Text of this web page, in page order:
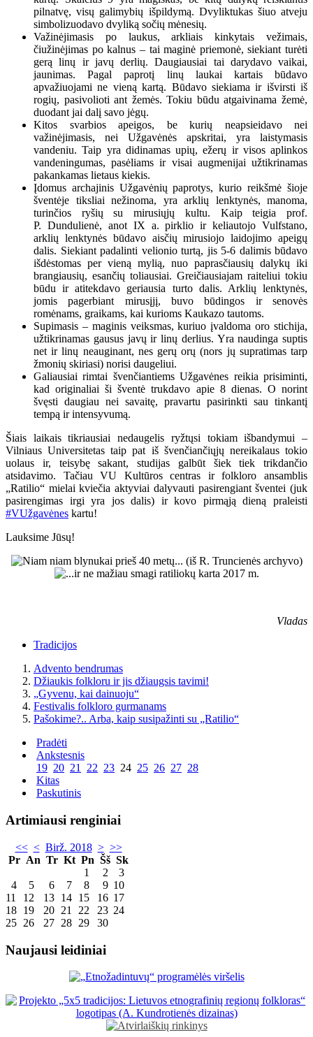
pilnatvę, visų galimybių išpildymą. Dvyliktukas šiuo atveju
simbolizuodavo dvyliką sočių mėnesių.
Važinėjimasis po laukus, arkliais kinkytais vežimais,
čiužinėjimas po kalnus – tai maginė priemonė, siekiant turėti
gerą linų ir javų derlių. Daugiausiai tai darydavo vaikai,
jaunimas. Pagal paprotį linų laukai kartais būdavo
apvažiuojami ne vieną kartą. Būdavo siekiama ir išvirsti iš
rogių, pasivolioti ant žemės. Tokiu būdu atgaivinama žemė,
duodant jai dalį savo jėgų.
Kitos svarbios apeigos, be kurių neapsieidavo nei
važinėjimasis, nei Užgavėnės apskritai, yra laistymasis
vandeniu. Taip yra didinamas upių, ežerų ir visos aplinkos
vandeningumas, pasėliams ir visai augmenijai užtikrinamas
pakankamas lietaus kiekis.
Įdomus archajinis Užgavėnių paprotys, kurio reikšmė šioje
šventėje tiksliai nežinoma, yra arklių lenktynės, manoma,
turinčios ryšių su mirusiųjų kultu. Kaip teigia prof.
P. Dundulienė, anot IX a. pirklio ir keliautojo Vulfstano,
arklių lenktynės būdavo aisčių mirusiojo laidojimo apeigų
dalis. Siekiant padalinti velionio turtą, jis 5-6 dalimis būdavo
išdėstomas per vieną mylią, nuo paprasčiausių dalykų iki
brangiausių, esančių toliausiai. Greičiausiajam raiteliui tokiu
būdu ir atitekdavo geriausia turto dalis. Arklių lenktynės,
jomis pagerbiant mirusįjį, buvo būdingos ir senovės
romėnams, graikams, kai kurioms Kaukazo tautoms.
Supimasis – maginis veiksmas, kuriuo įvaldoma oro stichija,
užtikrinamas gausus javų ir linų derlius. Yra naudinga suptis
net ir linų neauginant, nes gerų orų (nors jų supratimas tarp
žmonių skiriasi) norisi daugeliui.
Galiausiai rimtai švenčiantiems Užgavėnes reikia prisiminti,
kad originaliai ši šventė trukdavo apie 8 dienas. O norint
švęsti daugiau nei savaitę, pravartu pasirinkti sau tinkantį
tempą ir intensyvumą.
Šiais laikais tikriausiai nedaugelis ryžtųsi tokiam išbandymui –
Vilniaus Universitetas taip pat iš švenčiančiųjų nereikalaus tokio
uolaus ir, teisybę sakant, studijas galbūt šiek tiek trikdančio
atsidavimo. Tačiau VU Kultūros centras ir folkloro ansamblis
„Ratilio“ mielai kviečia aktyviai dalyvauti pasirengiant šventei (juk
pasirengimas irgi yra jos dalis) ir kovo pirmąją dieną praleisti
#VUžgavėnes kartu!
Lauksime Jūsų!
Vladas
Tradicijos
Advento bendrumas
Džiaukis folkloru ir jis džiaugsis tavimi!
„Gyvenu, kai dainuoju“
Festivalis folkloro gurmanams
Pašokime?.. Arba, kaip susipažinti su „Ratilio“
Pradėti
Ankstesnis
19 20 21 22 23 24 25 26 27 28
Kitas
Paskutinis
Artimiausi renginiai
<< < Birž. 2018 > >>
Pr An Tr Kt Pn Šš Sk
1
2
3
4
5 6 7 8 9 10
11
12 13 14 15 16 17
18 19 20 21 22 23 24
25 26 27 28 29 30
Naujausi leidiniai